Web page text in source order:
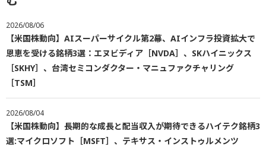
2026/08/06
【米国株動向】AIスーパーサイクル第2幕、AIインフラ投資拡大で
恩恵を受ける銘柄3選：エヌビディア［NVDA］、SKハイニックス
［SKHY］、台湾セミコンダクター・マニュファクチャリング
［TSM］
2026/08/04
【米国株動向】長期的な成長と配当収入が期待できるハイテク銘柄3
選:マイクロソフト［MSFT］、テキサス・インストゥルメンツ